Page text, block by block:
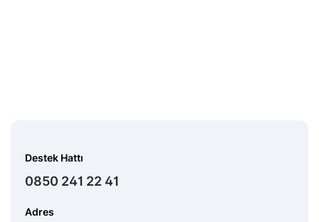
Destek Hattı
0850 241 22 41
Adres